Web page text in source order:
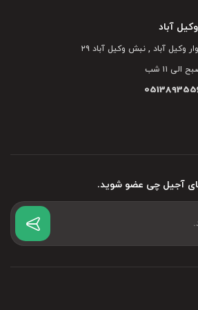
آجیل چی عضو شوید.
آباد
وکیل آباد , نبش وکیل آباد ۲۹